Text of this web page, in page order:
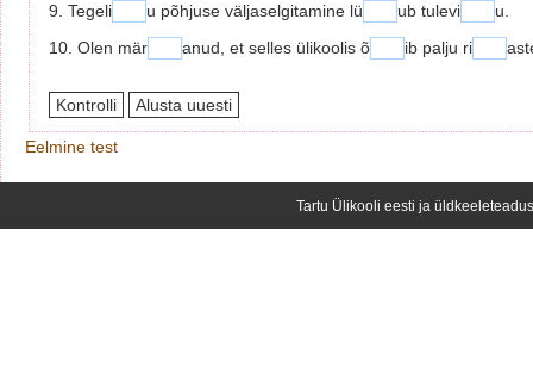
9. Tegeli
u põhjuse väljaselgitamine lü ub tulevi
u.
10. Olen mär
anud, et selles ülikoolis õ ib palju ri
Eelmine test
Tartu Ülikooli eesti ja